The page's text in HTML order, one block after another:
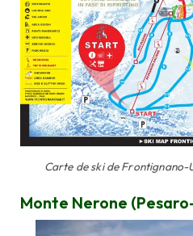
Carte de ski de
Monte Nerone